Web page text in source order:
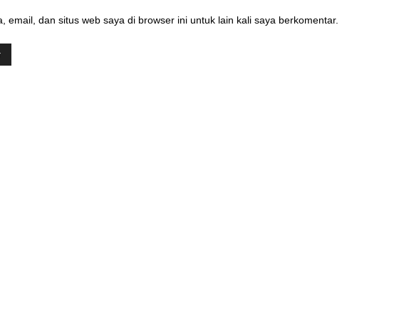
email, dan situs web saya di browser ini untuk lain kali saya berkomentar.